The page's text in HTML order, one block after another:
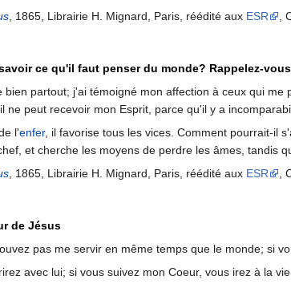
, 1865, Librairie H. Mignard, Paris, réédité aux ESR ,
ce qu'il faut penser du monde? Rappelez-
partout; j'ai témoigné mon affection à ceux qui
ne peut recevoir mon Esprit, parce qu'il y a
l'enfer, il favorise tous les vices. Comment pourrait-il
et cherche les moyens de perdre les âmes, tandis
, 1865, Librairie H. Mignard, Paris, réédité aux ESR ,
de Jésus
pas me servir en même temps que le monde; si
avec lui; si vous suivez mon Coeur, vous irez à la